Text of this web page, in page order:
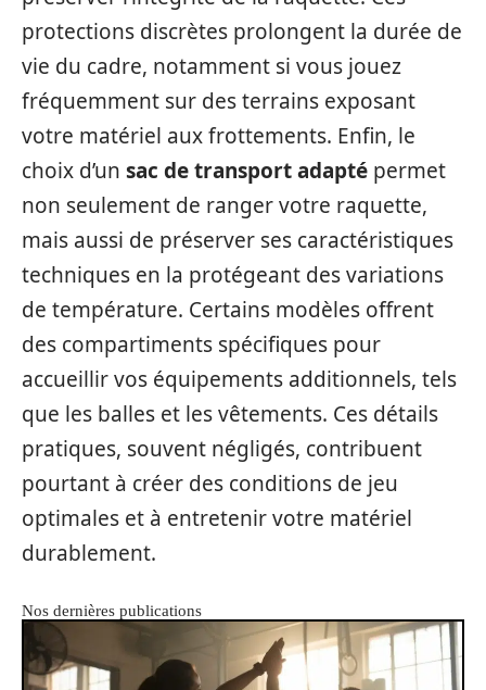
protections discrètes prolongent la durée de
vie du cadre, notamment si vous jouez
fréquemment sur des terrains exposant
votre matériel aux frottements. Enfin, le
choix d’un sac de transport adapté permet
non seulement de ranger votre raquette,
mais aussi de préserver ses caractéristiques
techniques en la protégeant des variations
de température. Certains modèles offrent
des compartiments spécifiques pour
accueillir vos équipements additionnels, tels
que les balles et les vêtements. Ces détails
pratiques, souvent négligés, contribuent
pourtant à créer des conditions de jeu
optimales et à entretenir votre matériel
durablement.
Nos dernières publications